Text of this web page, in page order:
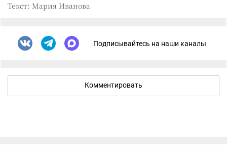
Текст: Мария Иванова
Подписывайтесь на наши каналы
Комментировать